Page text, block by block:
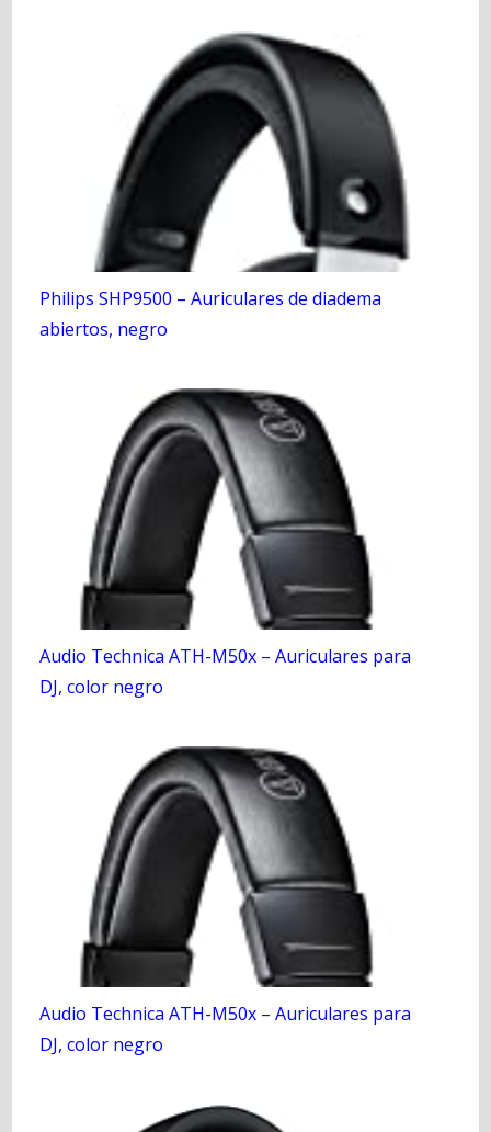
Philips SHP9500 – Auriculares de diadema
abiertos, negro
Audio Technica ATH-M50x – Auriculares para
DJ, color negro
Audio Technica ATH-M50x – Auriculares para
DJ, color negro